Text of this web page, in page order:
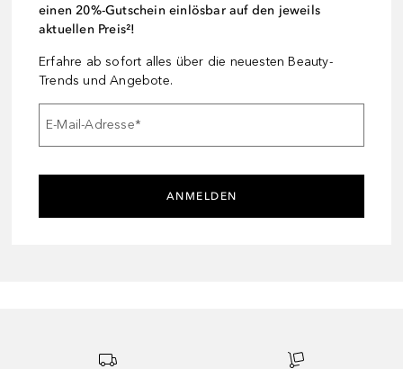
einen 20%-Gutschein einlösbar auf den jeweils
aktuellen Preis²!
Erfahre ab sofort alles über die neuesten Beauty-
Trends und Angebote.
E-Mail-Adresse*
ANMELDEN